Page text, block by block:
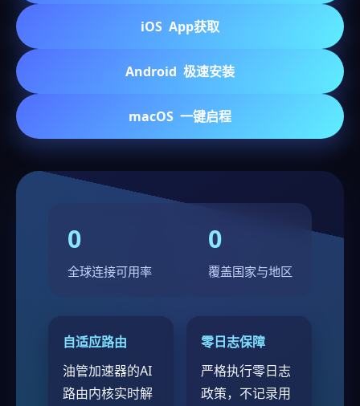
iOS App获取
Android 极速安装
macOS 一键启程
0
全球连接可用率
0
覆盖国家与地区
自适应路由
油管加速器的AI
路由内核实时解
零日志保障
严格执行零日志
政策，不记录用